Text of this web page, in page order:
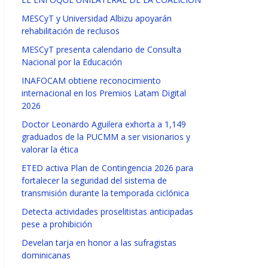
MESCyT y Universidad Albizu apoyarán
rehabilitación de reclusos
MESCyT presenta calendario de Consulta
Nacional por la Educación
INAFOCAM obtiene reconocimiento
internacional en los Premios Latam Digital
2026
Doctor Leonardo Aguilera exhorta a 1,149
graduados de la PUCMM a ser visionarios y
valorar la ética
ETED activa Plan de Contingencia 2026 para
fortalecer la seguridad del sistema de
transmisión durante la temporada ciclónica
Detecta actividades proselitistas anticipadas
pese a prohibición
Develan tarja en honor a las sufragistas
dominicanas